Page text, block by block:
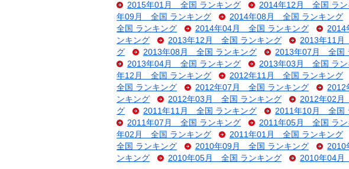
2015年01月 全国 ランキング
2014年12月 全国 ラン
年09月 全国 ランキング
2014年08月 全国 ランキング
全国 ランキング
2014年04月 全国 ランキング 2014
ンキング
2013年12月 全国 ランキング 2013年11
グ
2013年08月 全国 ランキング 2013年07月 全国
2013年04月 全国 ランキング
2013年03月 全国 ラン
年12月 全国 ランキング
2012年11月 全国 ランキング
全国 ランキング
2012年07月 全国 ランキング 2012
ンキング
2012年03月 全国 ランキング 2012年02
グ
2011年11月 全国 ランキング 2011年10月 全国
2011年07月 全国 ランキング
2011年05月 全国 ラン
年02月 全国 ランキング
2011年01月 全国 ランキング
全国 ランキング
2010年09月 全国 ランキング 2010
ンキング
2010年05月 全国 ランキング 2010年04